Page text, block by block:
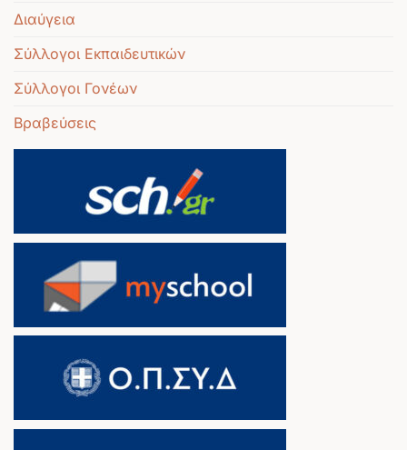
Διαύγεια
Σύλλογοι Εκπαιδευτικών
Σύλλογοι Γονέων
Βραβεύσεις